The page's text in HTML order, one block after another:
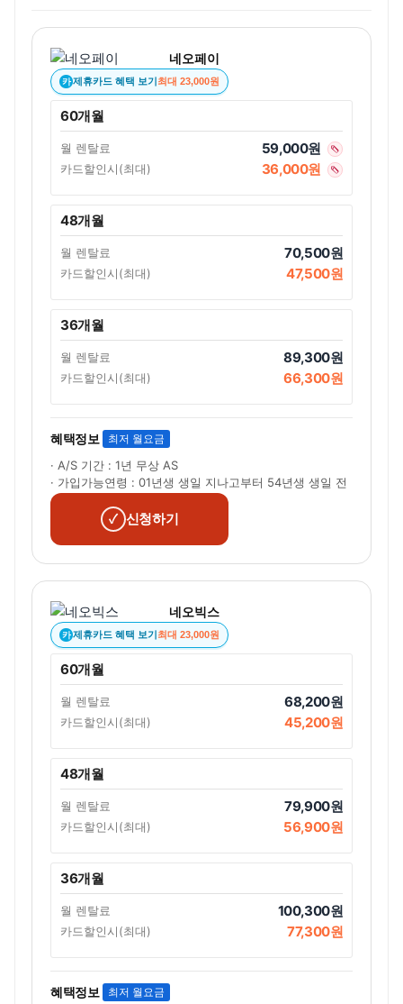
네오페이
카 제휴카드 혜택 보기최대 23,000원
60개월
월 렌탈료 59,000원
카드할인시(최대) 36,000원
48개월
월 렌탈료 70,500원
카드할인시(최대) 47,500원
36개월
월 렌탈료 89,300원
카드할인시(최대) 66,300원
혜택정보 최저 월요금
· A/S 기간 : 1년 무상 AS
· 가입가능연령 : 01년생 생일 지나고부터 54년생 생일 전
신청하기
네오빅스
카 제휴카드 혜택 보기최대 23,000원
60개월
월 렌탈료 68,200원
카드할인시(최대) 45,200원
48개월
월 렌탈료 79,900원
카드할인시(최대) 56,900원
36개월
월 렌탈료 100,300원
카드할인시(최대) 77,300원
혜택정보 최저 월요금